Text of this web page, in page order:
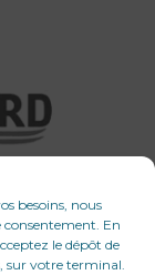
besoins, nous
consentement. En
le dépôt de
sur votre terminal.